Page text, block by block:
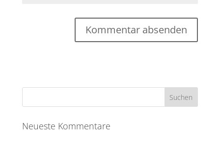
Neueste Kommentare